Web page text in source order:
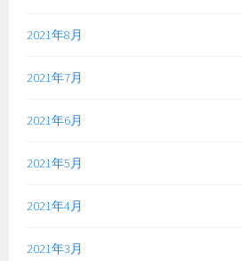
2021年8月
2021年7月
2021年6月
2021年5月
2021年4月
2021年3月